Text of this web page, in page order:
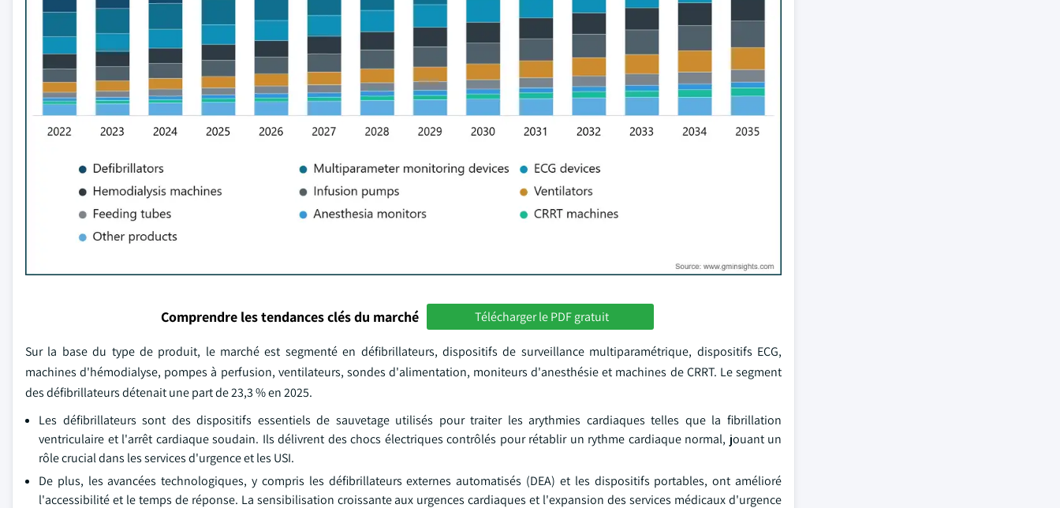
Comprendre les tendances clés du marché Télécharger le PDF gratuit
Sur la base du type de produit, le marché est segmenté en défibrillateurs, dispositifs de surveillance multiparamétrique, dispositifs ECG,
machines d'hémodialyse, pompes à perfusion, ventilateurs, sondes d'alimentation, moniteurs d'anesthésie et machines de CRRT. Le segment
des défibrillateurs détenait une part de 23,3 % en 2025.
Les défibrillateurs sont des dispositifs essentiels de sauvetage utilisés pour traiter les arythmies cardiaques telles que la fibrillation
ventriculaire et l'arrêt cardiaque soudain. Ils délivrent des chocs électriques contrôlés pour rétablir un rythme cardiaque normal, jouant un
rôle crucial dans les services d'urgence et les USI.
De plus, les avancées technologiques, y compris les défibrillateurs externes automatisés (DEA) et les dispositifs portables, ont amélioré
l'accessibilité et le temps de réponse. La sensibilisation croissante aux urgences cardiaques et l'expansion des services médicaux d'urgence